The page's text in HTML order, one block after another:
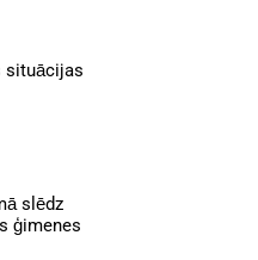
situācijas
slēdz
ģimenes